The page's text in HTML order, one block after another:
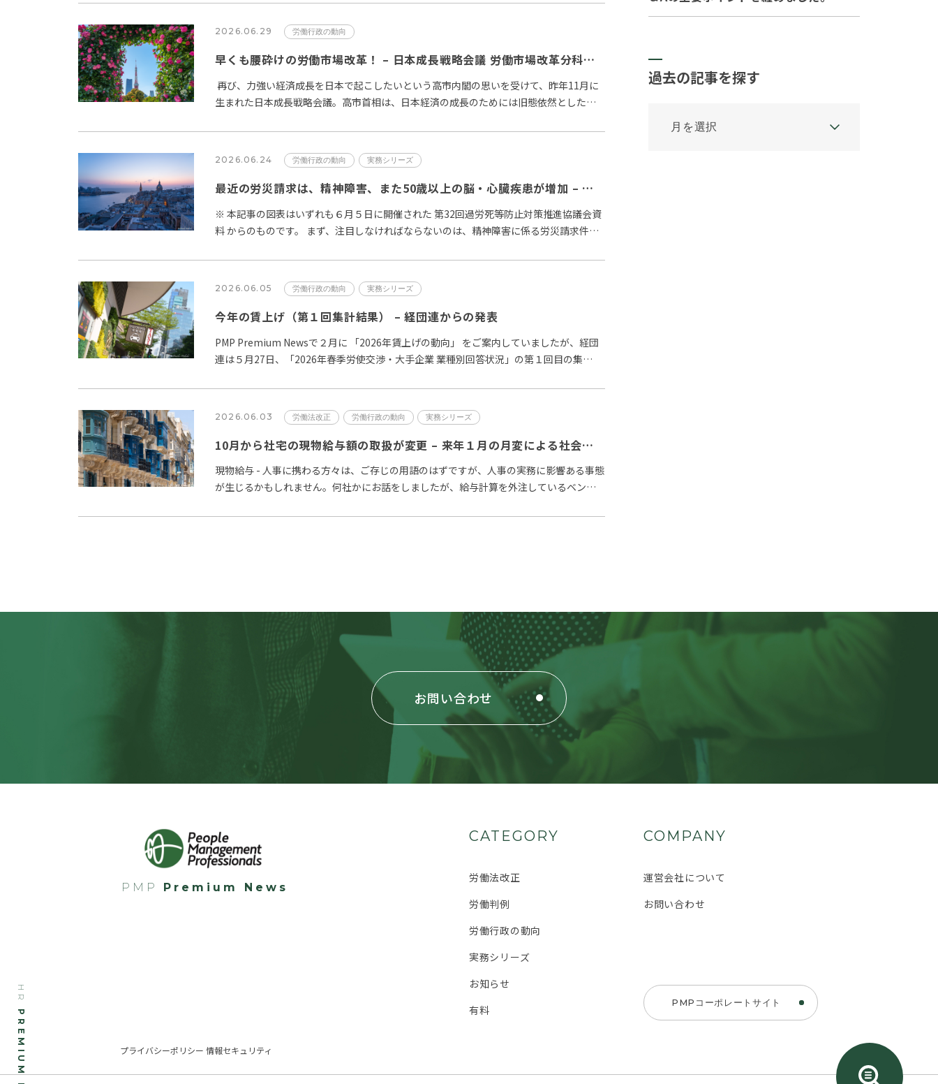
2026.06.29 労働行政の動向
早くも腰砕けの労働市場改革！ – 日本成長戦略会議 労働市場改革分科会とりまとめが６月２日に公表
再び、力強い経済成長を日本で起こしたいという高市内閣の思いを受けて、昨年11月に
生まれた日本成長戦略会議。高市首相は、日本経済の成長のためには旧態依然とした日
2026.06.24 労働行政の動向 実務シリーズ
最近の労災請求は、精神障害、また50歳以上の脳・心臓疾患が増加 – 厚生労働省 過労死等防止対策推進協議会の議論から
※ 本記事の図表はいずれも６月５日に開催された 第32回過労死等防止対策推進協議会資
料 からのものです。 まず、注目しなければならないのは、精神障害に係る労災請求件数
2026.06.05 労働行政の動向 実務シリーズ
今年の賃上げ（第１回集計結果） – 経団連からの発表
PMP Premium Newsで２月に 「2026年賃上げの動向」 をご案内していましたが、経団
連は５月27日、「2026年春季労使交渉・大手企業 業種別回答状況」の第１回目の集…
2026.06.03 労働法改正 労働行政の動向 実務シリーズ
10月から社宅の現物給与額の取扱が変更 – 来年１月の月変による社会保険料負担増の可能性も?
現物給与 - 人事に携わる方々は、ご存じの用語のはずですが、人事の実務に影響ある事態
が生じるかもしれません。何社かにお話をしましたが、給与計算を外注しているベンダ
過去の記事を探す
お問い合わせ
CATEGORY
労働法改正
労働判例
労働行政の動向
実務シリーズ
お知らせ
有料
COMPANY
運営会社について
お問い合わせ
PMPコーポレートサイト
PMP Premium News
プライバシーポリシー 情報セキュリティ
HR